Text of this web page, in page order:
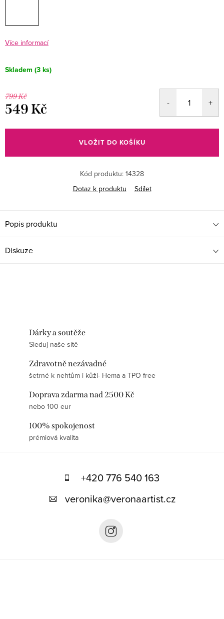
Více informací
Skladem (3 ks)
799 Kč
549 Kč
cena:
VLOŽIT DO KOŠÍKU
Kód produktu: 14328
Dotaz k produktu
Sdílet
Popis produktu
Diskuze
Dárky a soutěže
Sleduj naše sítě
Zdravotně nezávadné
šetrné k nehtům i kůži- Hema a TPO free
Doprava zdarma nad 2500 Kč
nebo 100 eur
100% spokojenost
prémiová kvalita
+420 776 540 163
veronika@veronaartist.cz